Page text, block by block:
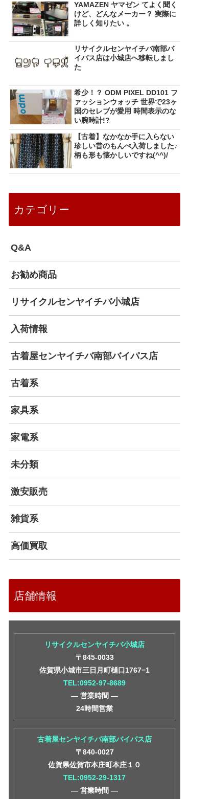
YAMAZEN ヤマゼン てよく聞く
けど、どんなメーカー？ 実際に
詳しく知りたい 。
リサイクルセンヤイチバ南部バ
イパス店は小城店へ移転しまし
た
希少！？ ODM PIXEL DD101 フ
ァッションウォッチ 世界で23ヶ
国のセレブが愛用 時間表示のな
い腕時計!?
【古着】なかなか手に入らない
珍しい昔のもんぺ入荷しました♪
柄も形も懐かしいですね(^^)/
カテゴリー
Q&A
お勧め商品
リサイクルセンヤイチバ小城店
入荷情報
古着屋センヤイチバ南部バイパス店
古着系
家具系
家電系
未分類
激安販売
雑貨系
高価買取
店舗情報
リサイクルセンヤイチバ小城店
〒845-0033
佐賀県小城市三日月町樋口1767−1
TEL:0952-97-8689
― 営業時間 ―
24時間営業
古着屋センヤイチバ南部バイパス店
〒840-0027
佐賀県佐賀市本庄町本庄１０
TEL:0952-29-1317
― 営業時間 ―